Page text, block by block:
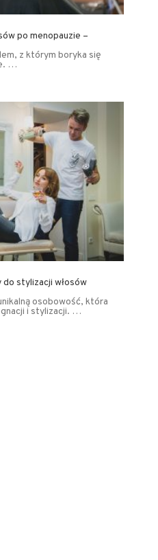
po menopauzie –
z którym boryka się
…
stylizacji włosów
osobowość, która
i stylizacji. …